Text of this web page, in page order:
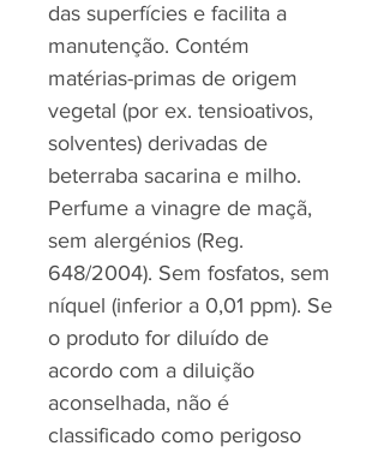
das superfícies e facilita a
manutenção. Contém
matérias-primas de origem
vegetal (por ex. tensioativos,
solventes) derivadas de
beterraba sacarina e milho.
Perfume a vinagre de maçã,
sem alergénios (Reg.
648/2004). Sem fosfatos, sem
níquel (inferior a 0,01 ppm). Se
o produto for diluído de
acordo com a diluição
aconselhada, não é
classificado como perigoso